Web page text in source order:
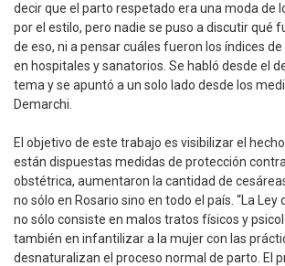
decir que el parto respetado era una moda de
por el estilo, pero nadie se puso a discutir qué
de eso, ni a pensar cuáles fueron los índices
en hospitales y sanatorios. Se habló desde el
tema y se apuntó a un solo lado desde los
Demarchi.
El objetivo de este trabajo es visibilizar el
están dispuestas medidas de protección
obstétrica, aumentaron la cantidad de
no sólo en Rosario sino en todo el país. “La Ley
no sólo consiste en malos tratos físicos y
también en infantilizar a la mujer con las
desnaturalizan el proceso normal de parto. El